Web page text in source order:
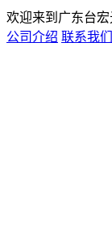
欢迎来到广东台
公司介绍 联系我们